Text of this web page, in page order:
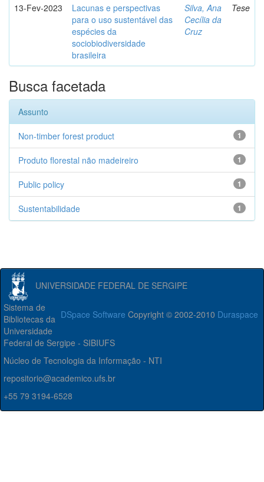
13-Fev-2023
Lacunas e perspectivas
para o uso sustentável das
espécies da
sociobiodiversidade
brasileira
Silva, Ana
Cecília da
Cruz
Tese
Busca facetada
Assunto
1
Non-timber forest product
1
Produto florestal não madeireiro
1
Public policy
1
Sustentabilidade
UNIVERSIDADE FEDERAL DE SERGIPE
DSpace Software Copyright © 2002-2010 Duraspace
Sistema de
Bibliotecas da
Universidade
Federal de Sergipe - SIBIUFS
Núcleo de Tecnologia da Informação - NTI
repositorio@academico.ufs.br
+55 79 3194-6528